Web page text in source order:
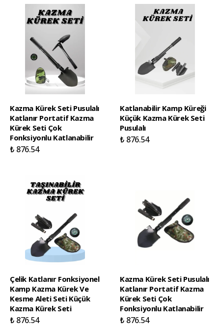
Kazma Kürek Seti Pusulalı
Katlanır Portatif Kazma
Kürek Seti Çok
Fonksiyonlu Katlanabilir
₺ 876.54
Katlanabilir Kamp Küreği
Küçük Kazma Kürek Seti
Pusulalı
₺ 876.54
Çelik Katlanır Fonksiyonel
Kamp Kazma Kürek Ve
Kesme Aleti Seti Küçük
Kazma Kürek Seti
₺ 876.54
Kazma Kürek Seti Pusulalı
Katlanır Portatif Kazma
Kürek Seti Çok
Fonksiyonlu Katlanabilir
₺ 876.54